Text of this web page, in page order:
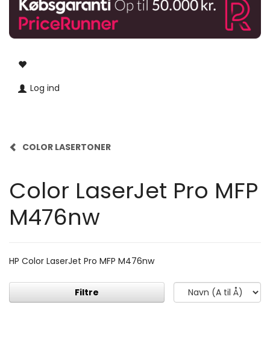
Log ind
COLOR LASERTONER
Color LaserJet Pro MFP
M476nw
HP Color LaserJet Pro MFP M476nw
Filtre